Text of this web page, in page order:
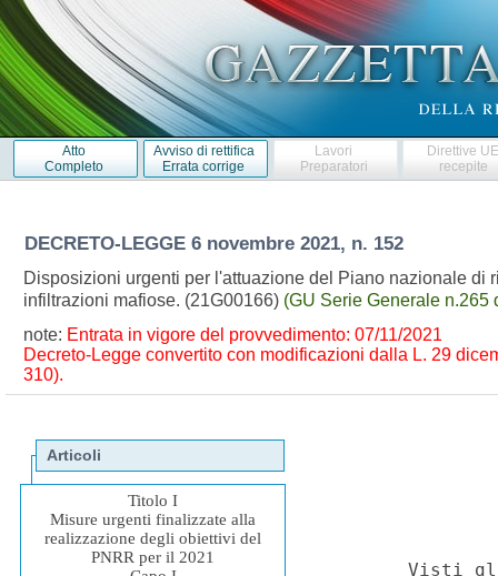
Atto
Completo
Avviso di rettifica
Errata corrige
Lavori
Preparatori
Direttive
recepite
DECRETO-LEGGE 6 novembre 2021, n. 152
Disposizioni urgenti per l'attuazione del Piano nazionale
infiltrazioni mafiose. (21G00166) (GU Serie Generale n.265
note: Entrata in vigore del provvedimento: 07/11/2021
Decreto-Legge convertito con modificazioni dalla L. 29
310).